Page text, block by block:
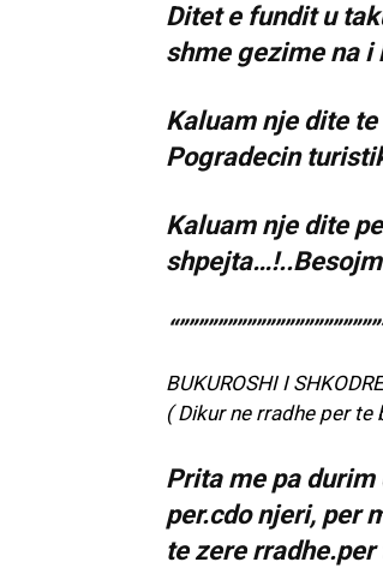
Ditet e fundit u
shme gezime na i
Kaluam nje dite
Pogradecin
Kaluam nje dite
BUKUROSHI I
( Dikur ne rradhe per te
Prita me pa durim
per.cdo njeri, per
te zere